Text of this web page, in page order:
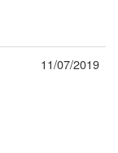
11/07/2019